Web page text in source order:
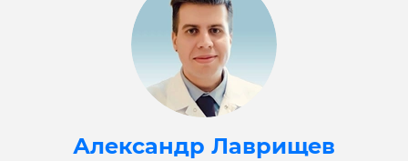
Александр Лаврищев